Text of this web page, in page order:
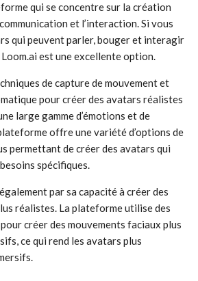
qui se concentre sur la création
et l’interaction. Si vous
qui peuvent parler, bouger et interagir
est une excellente option.
de capture de mouvement et
pour créer des avatars réalistes
large gamme d’émotions et de
offre une variété d’options de
permettant de créer des avatars qui
spécifiques.
par sa capacité à créer des
réalistes. La plateforme utilise des
créer des mouvements faciaux plus
ce qui rend les avatars plus